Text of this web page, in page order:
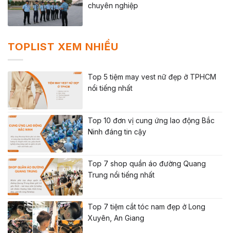
chuyên nghiệp
TOPLIST XEM NHIỀU
Top 5 tiệm may vest nữ đẹp ở TPHCM
nổi tiếng nhất
Top 10 đơn vị cung ứng lao động Bắc
Ninh đáng tin cậy
Top 7 shop quần áo đường Quang
Trung nổi tiếng nhất
Top 7 tiệm cắt tóc nam đẹp ở Long
Xuyên, An Giang